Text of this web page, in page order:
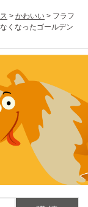
> かわいい > フラフ
くなったゴールデン